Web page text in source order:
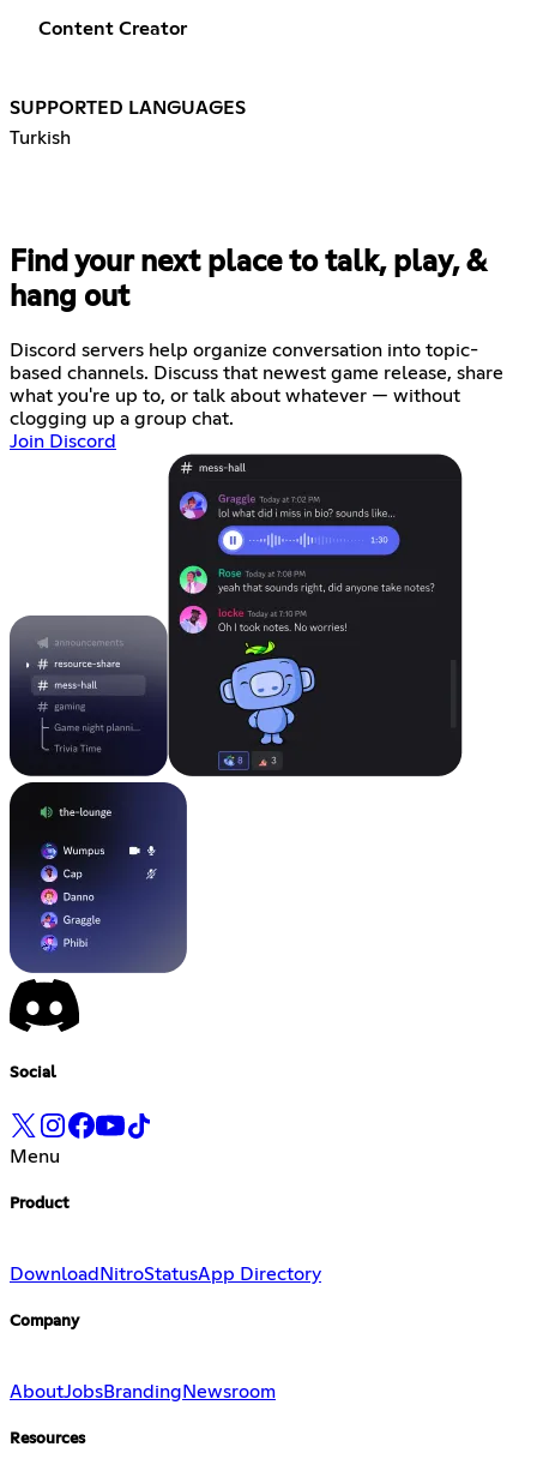
Content Creator
SUPPORTED LANGUAGES
Turkish
Find your next place to talk, play, &
hang out
Discord servers help organize conversation into topic-
based channels. Discuss that newest game release, share
what you're up to, or talk about whatever — without
clogging up a group chat.
Join Discord
Social
Menu
Product
Download NitroStatusApp Directory
Company
AboutJobsBranding Newsroom
Resources